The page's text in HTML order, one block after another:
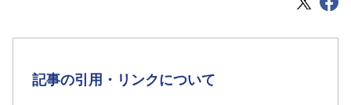
記事の引用・リンクについて